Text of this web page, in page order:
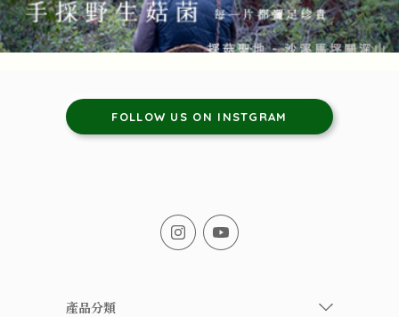
FOLLOW US ON INSTGRAM
產品分類